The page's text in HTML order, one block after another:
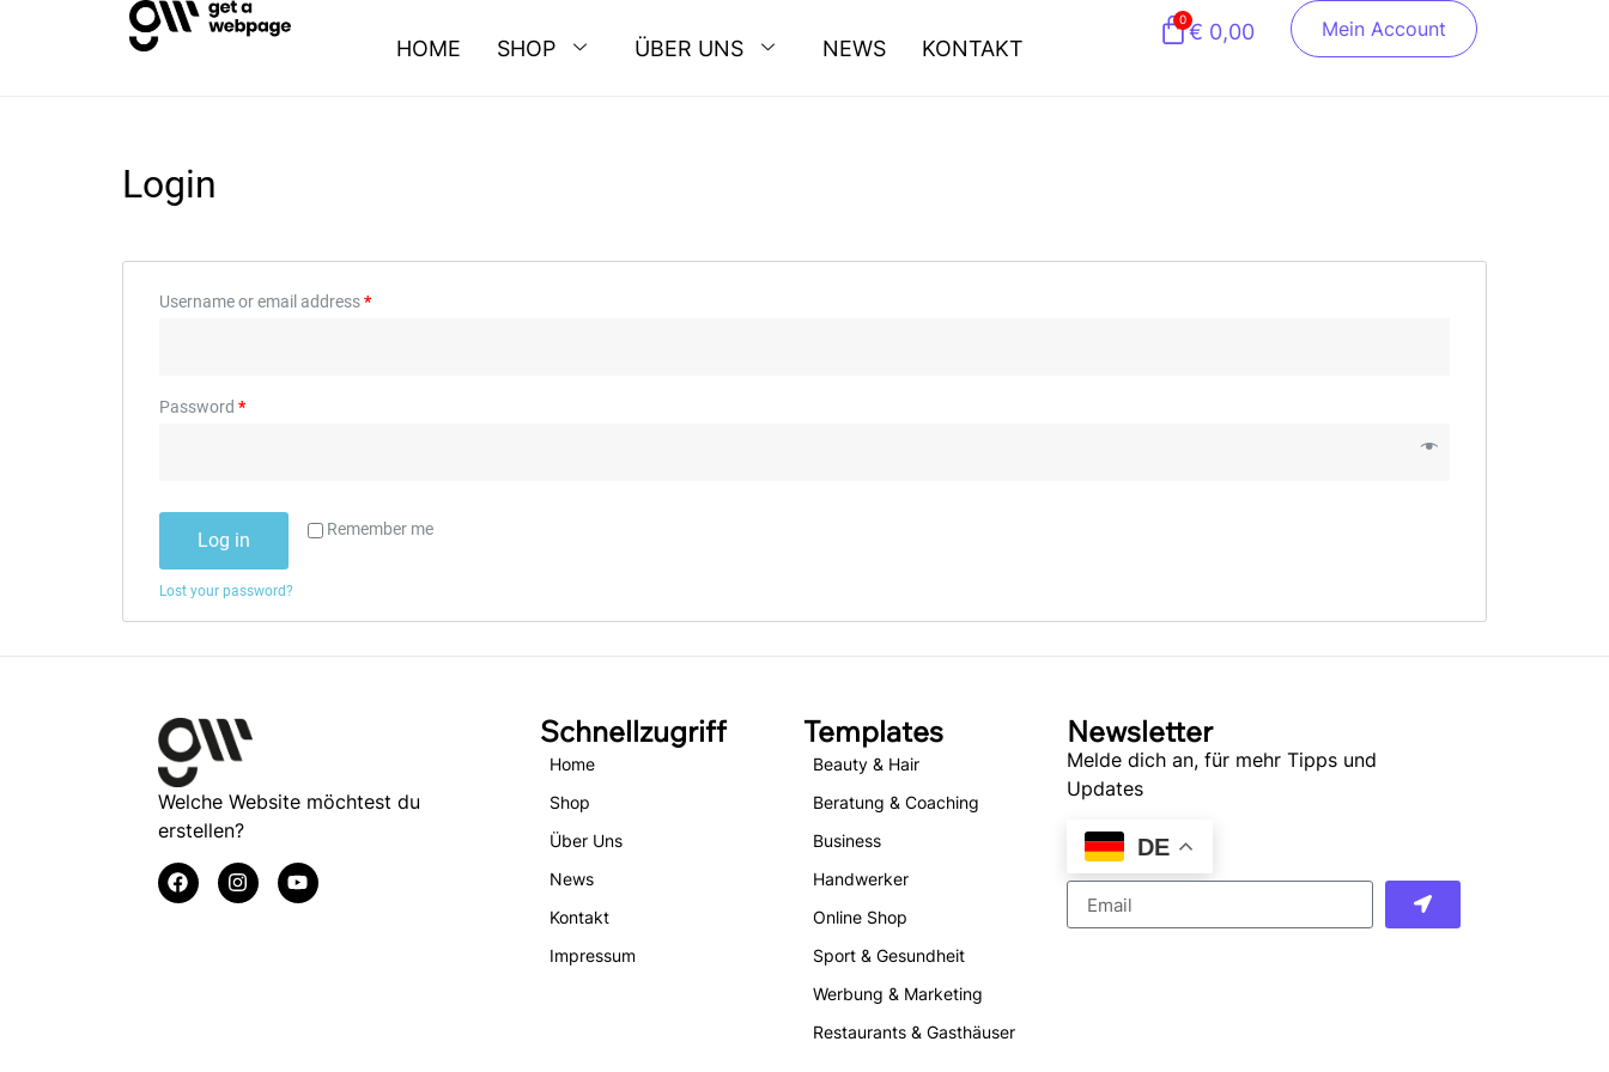
HOME SHOP ÜBER UNS NEWS KONTAKT
€ 0,00
0 Mein Account
Login
Username or email address*
Password *
Remember me
Log in
Lost your password?
Welche Website möchtest du
erstellen?
Schnellzugriff
Home
Shop
Über Uns
News
Kontakt
Impressum
Templates
Beauty & Hair
Beratung & Coaching
Business
Handwerker
Online Shop
Sport & Gesundheit
Werbung & Marketing
Restaurants & Gasthäuser
Newsletter
Melde dich an, für mehr Tipps und
Updates
DE